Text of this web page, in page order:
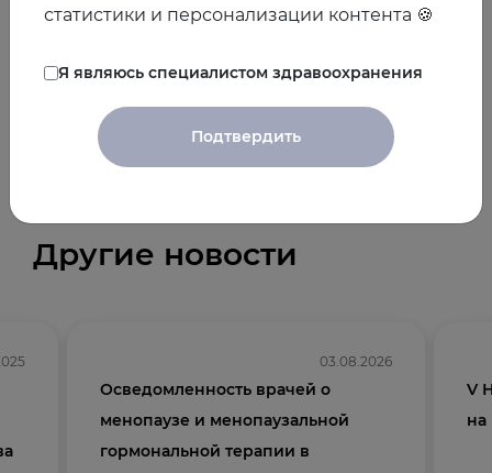
Предыдущая
Следующая
Другие новости
03.08.2026
Осведомленность врачей о
менопаузе и менопаузальной
гормональной терапии в
V
на
статистики и персонализации контента 🍪
Я являюсь специалистом здравоохранения
Подтвердить